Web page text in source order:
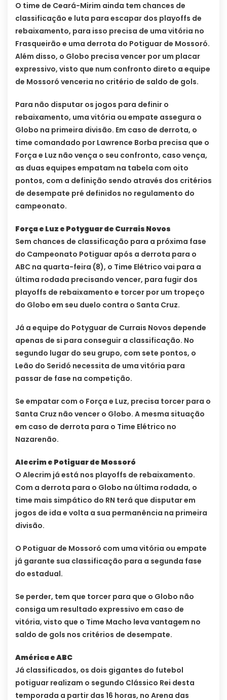
O time de Ceará-Mirim ainda tem chances de
classificação e luta para escapar dos playoffs de
rebaixamento, para isso precisa de uma vitória no
Frasqueirão e uma derrota do Potiguar de Mossoró.
Além disso, o Globo precisa vencer por um placar
expressivo, visto que num confronto direto a equipe
de Mossoró venceria no critério de saldo de gols.
Para não disputar os jogos para definir o
rebaixamento, uma vitória ou empate assegura o
Globo na primeira divisão. Em caso de derrota, o
time comandado por Lawrence Borba precisa que o
Força e Luz não vença o seu confronto, caso vença,
as duas equipes empatam na tabela com oito
pontos, com a definição sendo através dos critérios
de desempate pré definidos no regulamento do
campeonato.
Força e Luz e Potyguar de Currais Novos
Sem chances de classificação para a próxima fase
do Campeonato Potiguar após a derrota para o
ABC na quarta-feira (8), o Time Elétrico vai para a
última rodada precisando vencer, para fugir dos
playoffs de rebaixamento e torcer por um tropeço
do Globo em seu duelo contra o Santa Cruz.
Já a equipe do Potyguar de Currais Novos depende
apenas de si para conseguir a classificação. No
segundo lugar do seu grupo, com sete pontos, o
Leão do Seridó necessita de uma vitória para
passar de fase na competição.
Se empatar com o Força e Luz, precisa torcer para o
Santa Cruz não vencer o Globo. A mesma situação
em caso de derrota para o Time Elétrico no
Nazarenão.
Alecrim e Potiguar de Mossoró
O Alecrim já está nos playoffs de rebaixamento.
Com a derrota para o Globo na última rodada, o
time mais simpático do RN terá que disputar em
jogos de ida e volta a sua permanência na primeira
divisão.
O Potiguar de Mossoró com uma vitória ou empate
já garante sua classificação para a segunda fase
do estadual.
Se perder, tem que torcer para que o Globo não
consiga um resultado expressivo em caso de
vitória, visto que o Time Macho leva vantagem no
saldo de gols nos critérios de desempate.
América e ABC
Já classificados, os dois gigantes do futebol
potiguar realizam o segundo Clássico Rei desta
temporada a partir das 16 horas, no Arena das